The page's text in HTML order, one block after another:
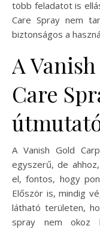
több feladatot is
Care Spray nem
biztonságos a
A
Care
A Vanish Gold
egyszerű, de
el, fontos, hogy
Először is, mindig
látható területen,
spray nem okoz